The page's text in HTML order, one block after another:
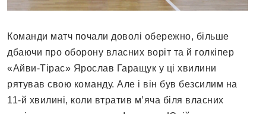
Команди матч почали доволі обережно, більше
дбаючи про оборону власних воріт та й голкіпер
«Айви-Тірас» Ярослав Гаращук у ці хвилини
рятував свою команду. Але і він був безсилим на
11-й хвилині, коли втратив м’яча біля власних